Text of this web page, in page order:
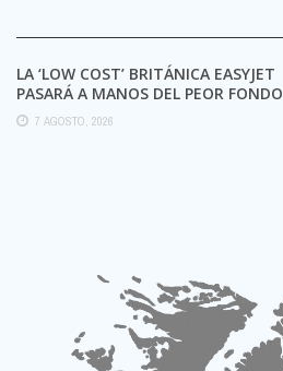
LA ‘LOW COST’ BRITÁNICA EASYJET
PASARÁ A MANOS DEL PEOR FONDO
POSIBLE:
7 AGOSTO, 2026